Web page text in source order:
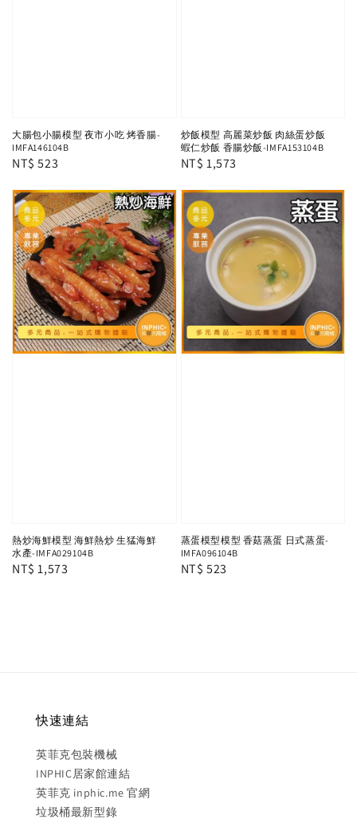
大腸包小腸模型 夜市小吃 烤香腸-
IMFA146104B
Regular
NT$ 523
炒飯模型 高麗菜炒飯 肉絲蛋炒飯
蝦仁炒飯 香腸炒飯-IMFA153104B
Regular
NT$ 1,573
熱炒海鮮模型 海鮮熱炒 生猛海鮮
水產-IMFA029104B
Regular
NT$ 1,573
蒸蛋模型模型 香菇蒸蛋 日式蒸蛋-
IMFA096104B
Regular
NT$ 523
快速連結
英菲克包裝機械
INPHIC居家館連結
英菲克 inphic.me 官網
垃圾桶最新型錄